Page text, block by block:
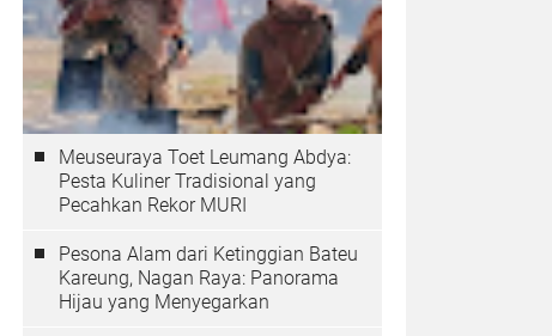
Meuseuraya Toet Leumang Abdya:
Pesta Kuliner Tradisional yang
Pecahkan Rekor MURI
Pesona Alam dari Ketinggian Bateu
Kareung, Nagan Raya: Panorama
Hijau yang Menyegarkan